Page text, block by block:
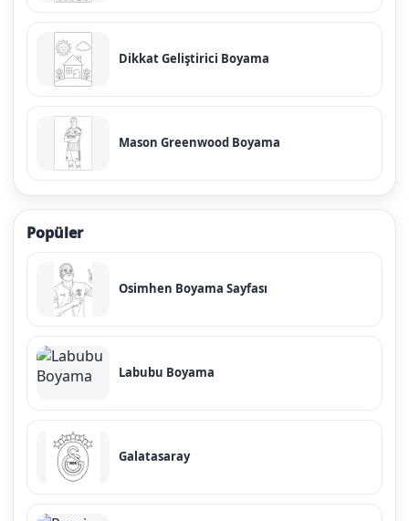
Dikkat Geliştirici Boyama
Mason Greenwood Boyama
Popüler
Osimhen Boyama Sayfası
Labubu Boyama
Galatasaray